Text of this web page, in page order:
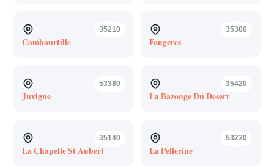
35210
Combourtille
35300
Fougeres
53380
Juvigne
35420
La Bazouge Du Desert
35140
La Chapelle St Aubert
53220
La Pellerine